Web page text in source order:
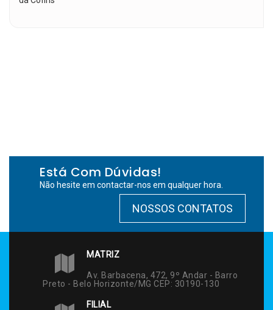
Está Com Dúvidas!
Não hesite em contactar-nos em qualquer hora.
NOSSOS CONTATOS
MATRIZ
Av. Barbacena, 472, 9º Andar - Barro
Preto - Belo Horizonte/MG CEP: 30190-130
FILIAL